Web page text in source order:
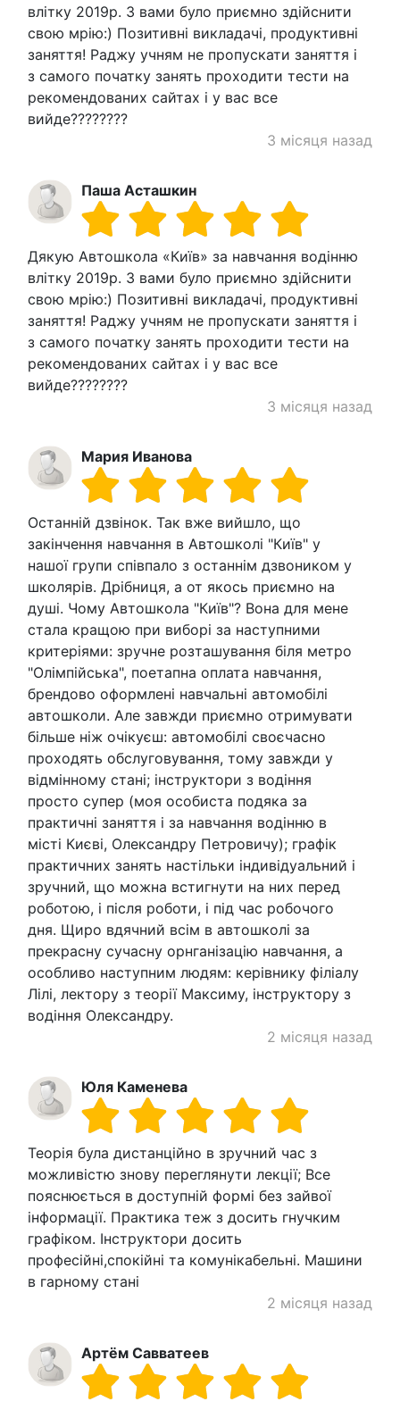
влітку 2019р. З вами було приємно здійснити
свою мрію:) Позитивні викладачі, продуктивні
заняття! Раджу учням не пропускати заняття і
з самого початку занять проходити тести на
рекомендованих сайтах і у вас все
вийде????????
3 місяця назад
Паша Асташкин
Дякую Автошкола «Київ» за навчання водінню
влітку 2019р. З вами було приємно здійснити
свою мрію:) Позитивні викладачі, продуктивні
заняття! Раджу учням не пропускати заняття і
з самого початку занять проходити тести на
рекомендованих сайтах і у вас все
вийде????????
3 місяця назад
Мария Иванова
Останній дзвінок. Так вже вийшло, що
закінчення навчання в Автошколі "Київ" у
нашої групи співпало з останнім дзвоником у
школярів. Дрібниця, а от якось приємно на
душі. Чому Автошкола "Київ"? Вона для мене
стала кращою при виборі за наступними
критеріями: зручне розташування біля метро
"Олімпійська", поетапна оплата навчання,
брендово оформлені навчальні автомобілі
автошколи. Але завжди приємно отримувати
більше ніж очікуєш: автомобілі своєчасно
проходять обслуговування, тому завжди у
відмінному стані; інструктори з водіння
просто супер (моя особиста подяка за
практичні заняття і за навчання водінню в
місті Києві, Олександру Петровичу); графік
практичних занять настільки індивідуальний і
зручний, що можна встигнути на них перед
роботою, і після роботи, і під час робочого
дня. Щиро вдячний всім в автошколі за
прекрасну сучасну орнганізацію навчання, а
особливо наступним людям: керівнику філіалу
Лілі, лектору з теорії Максиму, інструктору з
водіння Олександру.
2 місяця назад
Юля Каменева
Теорія була дистанційно в зручний час з
можливістю знову переглянути лекції; Все
пояснюється в доступній формі без зайвої
інформації. Практика теж з досить гнучким
графіком. Інструктори досить
професійні,спокійні та комунікабельні. Машини
в гарному стані
2 місяця назад
Артём Савватеев